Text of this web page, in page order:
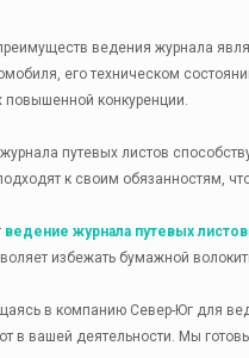
ведения журнала
его техническом
повышенной конкуренции.
путевых листов
к своим обязанностям,
ведение журнала путевых листов
избежать бумажной
в компанию Север-Юг для
в вашей деятельности. Мы